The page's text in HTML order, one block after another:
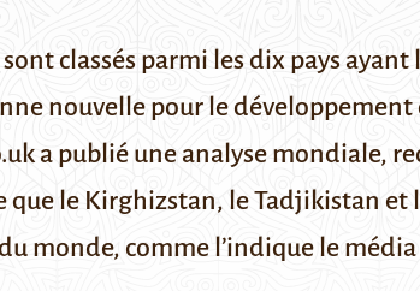
classés parmi les dix pays
nouvelle pour le développement
a publié une analyse mondiale,
le Kirghizstan, le Tadjikistan et
monde, comme l’indique le